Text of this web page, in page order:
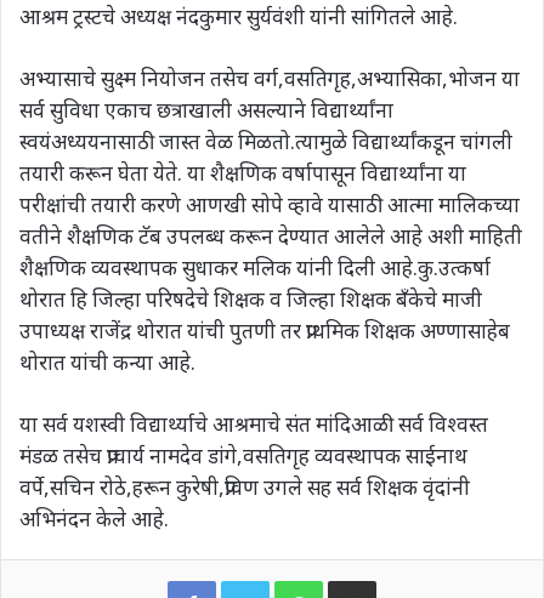
आश्रम ट्रस्टचे अध्यक्ष नंदकुमार सुर्यवंशी यांनी सांगितले आहे.
अभ्यासाचे सुक्ष्म नियोजन तसेच वर्ग,वसतिगृह,अभ्यासिका,भोजन या
सर्व सुविधा एकाच छत्राखाली असल्याने विद्यार्थ्यांना
स्वयंअध्ययनासाठी जास्त वेळ मिळतो.त्यामुळे विद्यार्थ्यांकडून चांगली
तयारी करून घेता येते. या शैक्षणिक वर्षापासून विद्यार्थ्यांना या
परीक्षांची तयारी करणे आणखी सोपे व्हावे यासाठी आत्मा मालिकच्या
वतीने शैक्षणिक टॅब उपलब्ध करून देण्यात आलेले आहे अशी माहिती
शैक्षणिक व्यवस्थापक सुधाकर मलिक यांनी दिली आहे.कु.उत्कर्षा
थोरात हि जिल्हा परिषदेचे शिक्षक व जिल्हा शिक्षक बँकेचे माजी
उपाध्यक्ष राजेंद्र थोरात यांची पुतणी तर प्राथमिक शिक्षक अण्णासाहेब
थोरात यांची कन्या आहे.
या सर्व यशस्वी विद्यार्थ्याचे आश्रमाचे संत मांदिआळी सर्व विश्वस्त
मंडळ तसेच प्राचार्य नामदेव डांगे,वसतिगृह व्यवस्थापक साईनाथ
वर्पे,सचिन रोठे,हरून कुरेषी,प्रविण उगले सह सर्व शिक्षक वृंदांनी
अभिनंदन केले आहे.
WhatsAppShare via Email